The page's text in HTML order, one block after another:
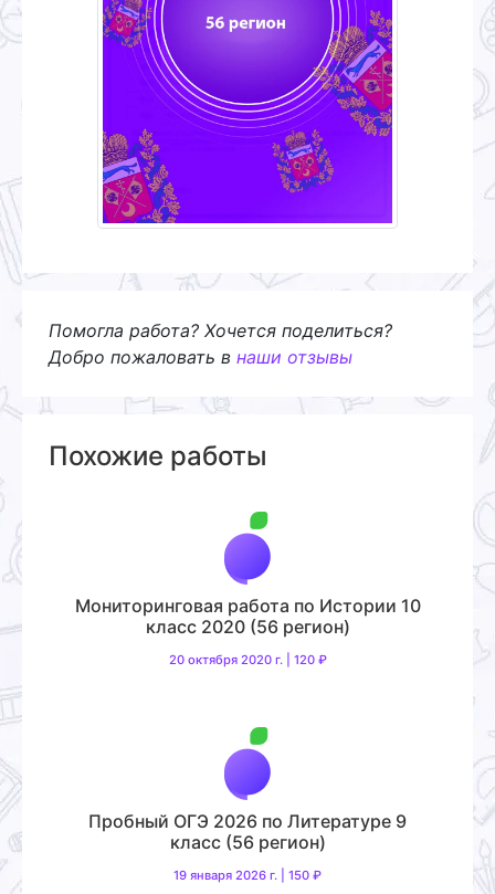
Помогла работа? Хочется поделиться?
Добро пожаловать в наши отзывы
Похожие работы
Мониторинговая работа по Истории 10
класс 2020 (56 регион)
20 октября 2020 г. | 120 ₽
Пробный ОГЭ 2026 по Литературе 9
класс (56 регион)
19 января 2026 г. | 150 ₽